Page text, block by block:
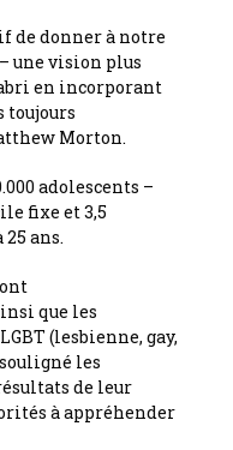
de donner à notre
une vision plus
en incorporant
toujours
Morton.
adolescents –
fixe et 3,5
ans.
que les
(lesbienne, gay,
les
de leur
à appréhender